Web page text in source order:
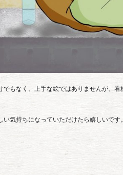
もなく、上手な絵ではありませんが、
気持ちになっていただけたら嬉しいです。